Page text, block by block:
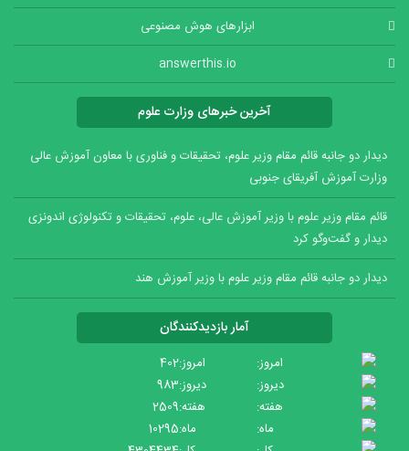
ابزارهای هوش مصنوعی
answerthis.io
آخرین خبرهای وزارت علوم
دیدار دو جانبه قائم مقام وزیر علوم، تحقیقات و فناوری با معاون آموزش عالی
وزارت آموزش آفریقای جنوبی
قائم مقام وزیر علوم با وزیر آموزش عالی، علوم، تحقیقات و تکنولوژی اندونزی
دیدار و گفت‌وگو کرد
دیدار دو جانبه قائم مقام وزیر علوم با وزیر آموزش هند
آمار بازدیدکنندگان
امروز:402
دیروز:983
هفته:2509
ماه:10295